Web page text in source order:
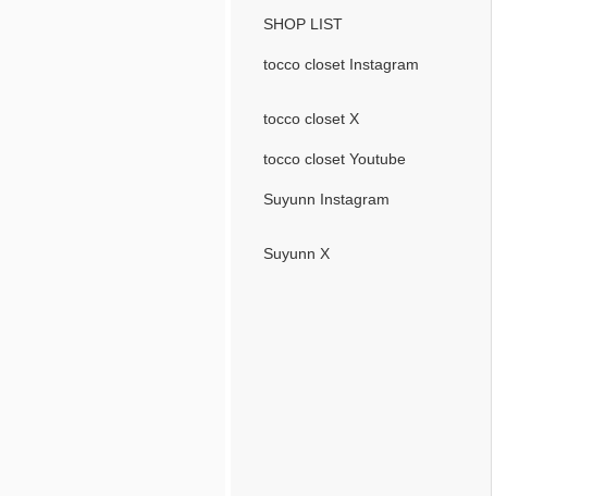
SHOP LIST
tocco closet Instagram
tocco closet X
tocco closet Youtube
Suyunn Instagram
Suyunn X